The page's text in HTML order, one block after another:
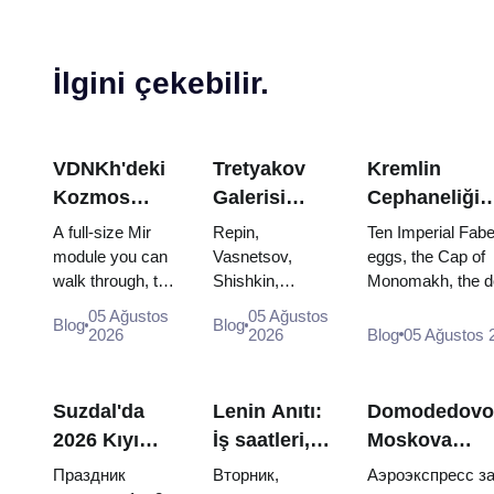
İlgini çekebilir.
VDNKh'deki
Kozmos
Pavyonu:
Rusya'nın En
Büyük Uzay
Sergisinin
İçinde
A full-size Mir
module you can
walk through, the
model, scorched
120 pieces of
Blog05 Ağustos
2026
Tretyakov
Galerisi
Başyapıtları:
Görülecek
Eserler İçin
Seyahat
Planı
Repin,
Vasnetsov,
Shishkin,
and Surikov —
where they
hang, and why
booking the...
Blog05 Ağustos
2026
Kremlin
Cephaneliği
Hazineleri:
Faberge
Yumurtaları,
Giyme
Ten Imperial
eggs, the Cap of
Monomakh, the
and the
Blog 05 Ağustos
Suzdal'da
2026 Kıyı
Günü:
Праздник
Lenin Anıtı:
İş saatleri,
giriş ve
Вторник,
Moskova
merkezine:
Аэроэкспресс